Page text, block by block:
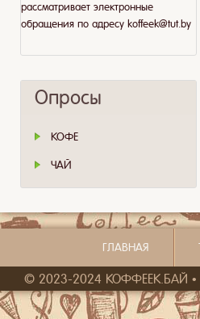
рассматривает электронные
обращения по адресу koffeek@tut.by
Опросы
КОФЕ
ЧАЙ
ГЛАВНАЯ
© 2023-2024 КОФФЕЕК.БАЙ •